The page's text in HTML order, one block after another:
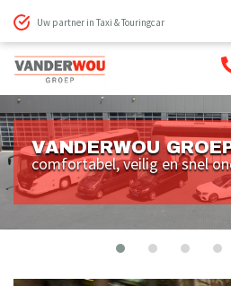
Uw partner in Taxi & Touringcar
VANDERWOU
comfortabel, veilig en snel